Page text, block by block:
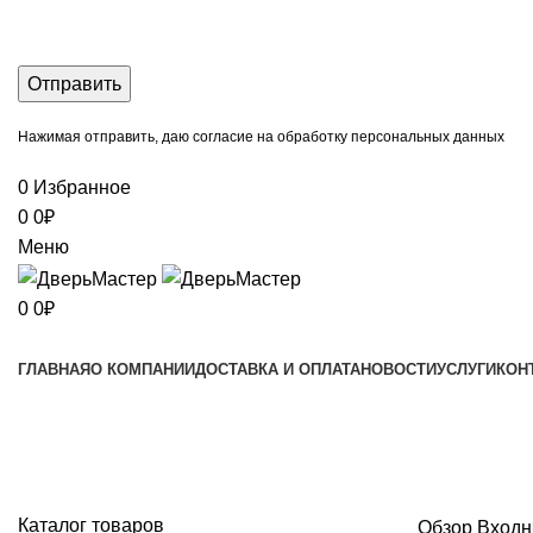
Нажимая отправить, даю согласие на обработку персональных данных
0 Избранное
0 0₽
Меню
0 0₽
ГЛАВНАЯО КОМПАНИИДОСТАВКА И ОПЛАТАНОВОСТИУСЛУГИ
Каталог товаров Обзор